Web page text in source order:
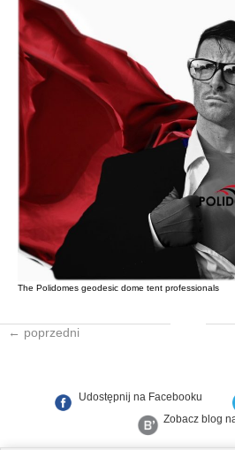
The Polidomes geodesic dome tent professionals
← poprzedni
Udostępnij na Facebooku
Zobacz blog